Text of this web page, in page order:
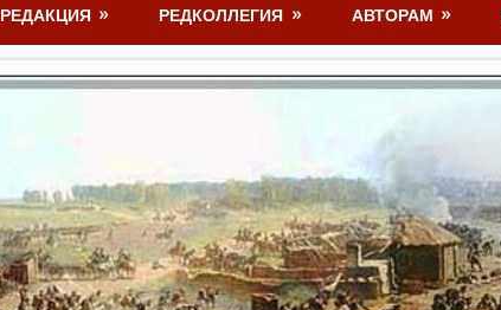
РЕДАКЦИЯ РЕДКОЛЛЕГИЯ АВТОРАМ